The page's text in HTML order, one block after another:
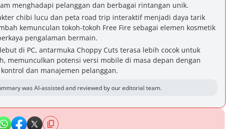
menghadapi pelanggan dan berbagai rintangan unik.
chibi lucu dan peta road trip interaktif menjadi daya tarik
kemunculan tokoh-tokoh Free Fire sebagai elemen kosmetik
pengalaman bermain.
di PC, antarmuka Choppy Cuts terasa lebih cocok untuk
memunculkan potensi versi mobile di masa depan dengan
dan manajemen pelanggan.
was AI-assisted and reviewed by our editorial team.